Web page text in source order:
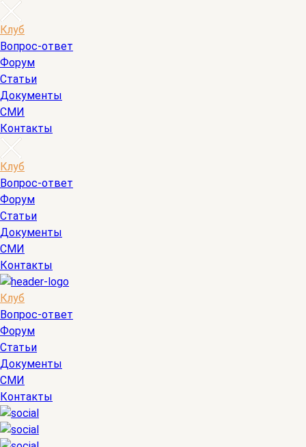
Клуб
Вопрос-ответ
Форум
Статьи
Документы
СМИ
Контакты
Клуб
Вопрос-ответ
Форум
Статьи
Документы
СМИ
Контакты
Клуб
Вопрос-ответ
Форум
Статьи
Документы
СМИ
Контакты